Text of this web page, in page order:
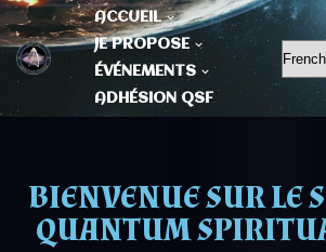
Aller
au
contenu
ACCUEIL
JE PROPOSE
ÉVÉNEMENTS
ADHÉSION QSF
BIENVENUE SUR LE
QUANTUM